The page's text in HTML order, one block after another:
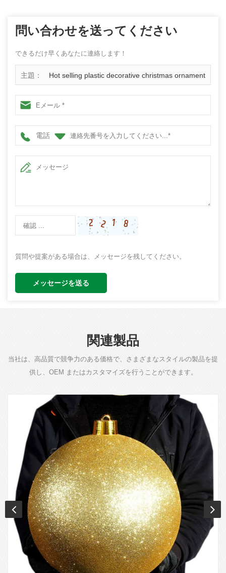
問い合わせを送ってください
できるだけ早くあなたに連絡します！
主題： Hot selling plastic decorative christmas ornament
ball
電話
質問や提案がある場合は、メッセージを残してください。
メッセージを送る
関連製品
当社は、高品質で競争力のある価格で、さまざまなスタイルの製品を提
供し、OEM またはカスタマイズを行うことができます。